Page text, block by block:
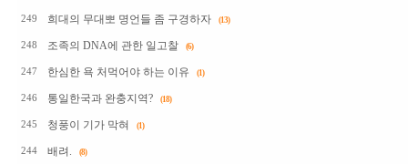
249 희대의 무대뽀 명언들 좀 구경하자 (13)
248 조족의 DNA에 관한 일고찰 (6)
247 한심한 욕 처먹어야 하는 이유 (1)
246 통일한국과 완충지역? (18)
245 청풍이 기가 막혀 (1)
244 배려. (8)